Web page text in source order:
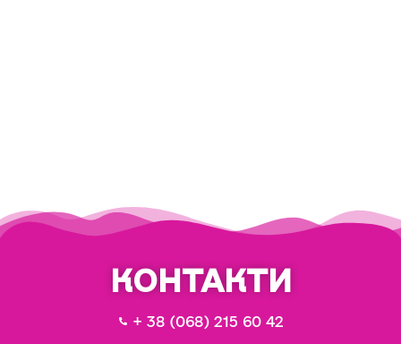
КОНТАКТИ
+ 38 (068) 215 60 42